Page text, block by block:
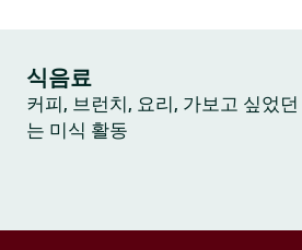
식음료
커피, 브런치, 요리, 가보고 싶었
는 미식 활동